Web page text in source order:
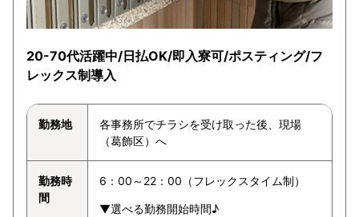
20-70代活躍中/日払OK/即入寮可/ポスティング/フ
レックス制導入
勤務地
各事務所でチラシを受け取った後、現場
（葛飾区）へ
勤務時
間
6：00～22：00（フレックスタイム制）
▼選べる勤務開始時間♪